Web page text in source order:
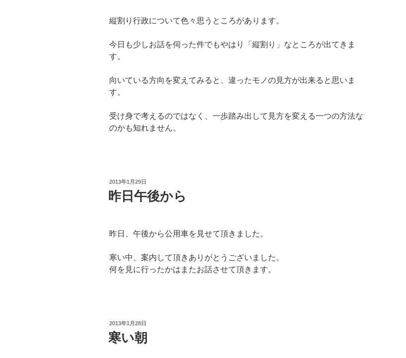
縦割り行政について色々思うところがあります。
今日も少しお話を伺った件でもやはり「縦割り」なところが出てきま
す。
向いている方向を変えてみると、違ったモノの見方が出来ると思いま
す。
受け身で考えるのではなく、一歩踏み出して見方を変える一つの方法な
のかも知れません。
投
稿
日:
2013年1月29日
昨日午後から
昨日、午後から公用車を見せて頂きました。
寒い中、案内して頂きありがとうございました。
何を見に行ったかはまたお話させて頂きます。
投
稿
日:
2013年1月28日
寒い朝